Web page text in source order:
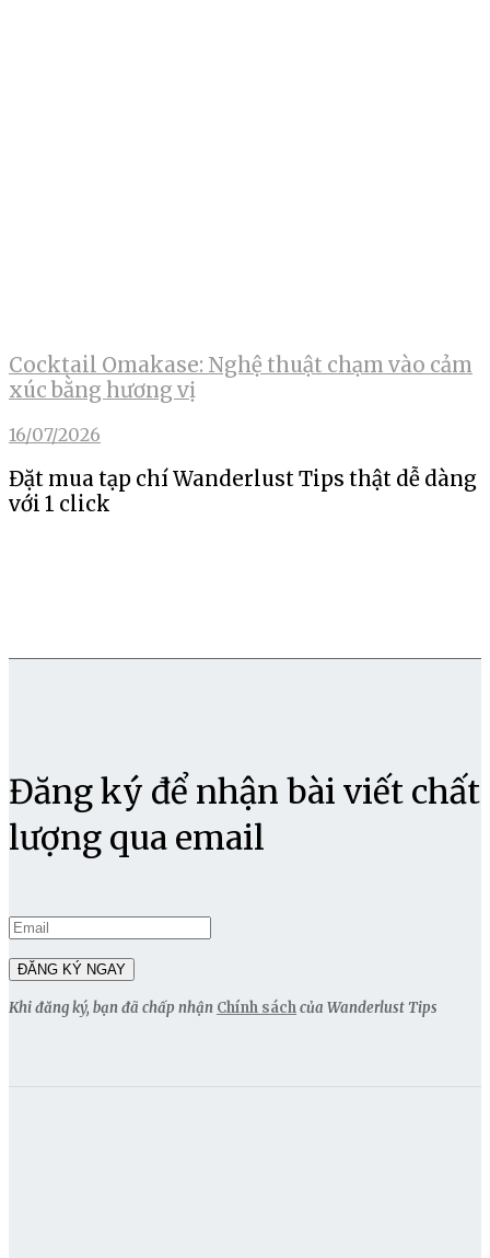
Cocktail Omakase: Nghệ thuật chạm vào cảm
xúc bằng hương vị
16/07/2026
Đặt mua tạp chí Wanderlust Tips thật dễ dàng
với 1 click
Đăng ký để nhận bài viết chất
lượng qua email
Khi đăng ký, bạn đã chấp nhận Chính sáchcủa Wanderlust Tips